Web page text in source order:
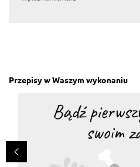
Przepisy w Waszym wykonaniu